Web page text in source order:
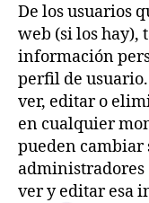
De los usuarios
web (si los hay),
información
perfil de
ver, editar o
en cualquier
pueden cambiar
ver y editar esa